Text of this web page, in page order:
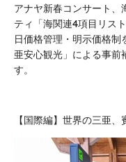
アナヤ新春コンサート
ティ「海関連4項目リス
日価格管理・明示価格
亜安心観光」による事前
す。
【国際編】世界の三亜